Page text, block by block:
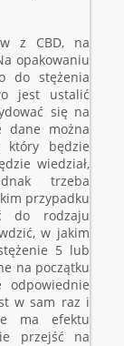
z CBD, na
opakowaniu
do stężenia
jest ustalić
się na
dane można
który będzie
wiedział,
trzeba
przypadku
do rodzaju
w jakim
5 lub
na początku
w sam raz i
ma efektu
przejść na